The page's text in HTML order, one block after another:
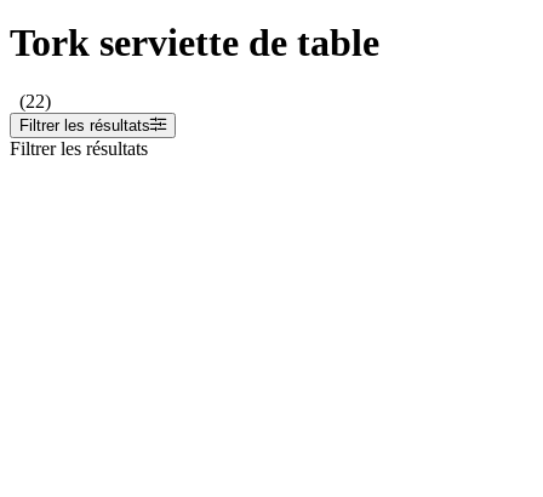
Tork serviette de table
(22)
Filtrer les résultats
Filtrer les résultats